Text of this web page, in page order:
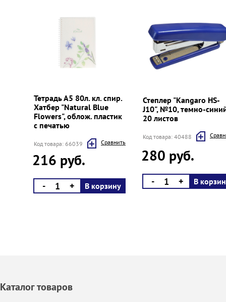
Тетрадь А5 80л. кл. спир.
Хатбер "Natural Blue
Flowers", облож. пластик
с печатью
Код товара: 66039 Cравнить
216 руб.
- + В корзину
Степлер "Kangaro HS-
J10", №10, темно-
20 листов
Код товара: 40488
280 руб.
- + В
Каталог товаров